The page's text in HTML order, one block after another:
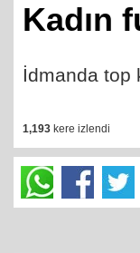
Kadın
İdmanda top
1,193 kere izlendi